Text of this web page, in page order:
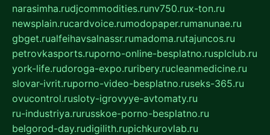
narasimha.rudjcommodities.runv750.rux-ton.ru
newsplain.rucardvoice.rumodopaper.rumanunae.ru
gbget.rualfeihavsalnassr.rumadoma.rutajuncos.ru
petrovkasports.ruporno-online-besplatno.rusplclub.ru
york-life.rudoroga-expo.ruribery.rucleanmedicine.ru
slovar-ivrit.ruporno-video-besplatno.ruseks-365.ru
ovucontrol.rusloty-igrovyye-avtomaty.ru
ru-industriya.rurusskoe-porno-besplatno.ru
belgorod-day.rudigilith.rupichkurovlab.ru